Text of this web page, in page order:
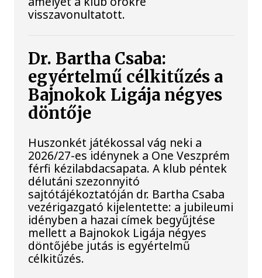
visszavonultatott.
Dr. Bartha Csaba:
egyértelmű célkitűzés a
Bajnokok Ligája négyes
döntője
Huszonkét játékossal vág neki a
2026/27-es idénynek a One Veszprém
férfi kézilabdacsapata. A klub péntek
délutáni szezonnyitó
sajtótájékoztatóján dr. Bartha Csaba
vezérigazgató kijelentette: a jubileumi
idényben a hazai címek begyűjtése
mellett a Bajnokok Ligája négyes
döntőjébe jutás is egyértelmű
célkitűzés.